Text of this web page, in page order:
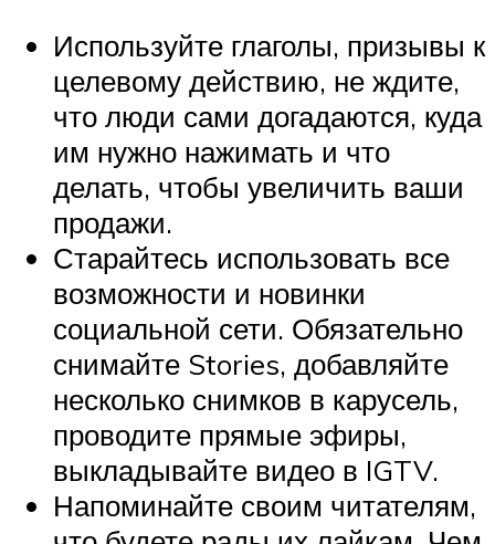
Используйте глаголы, призывы к
целевому действию, не ждите,
что люди сами догадаются, куда
им нужно нажимать и что
делать, чтобы увеличить ваши
продажи.
Старайтесь использовать все
возможности и новинки
социальной сети. Обязательно
снимайте Stories, добавляйте
несколько снимков в карусель,
проводите прямые эфиры,
выкладывайте видео в IGTV.
Напоминайте своим читателям,